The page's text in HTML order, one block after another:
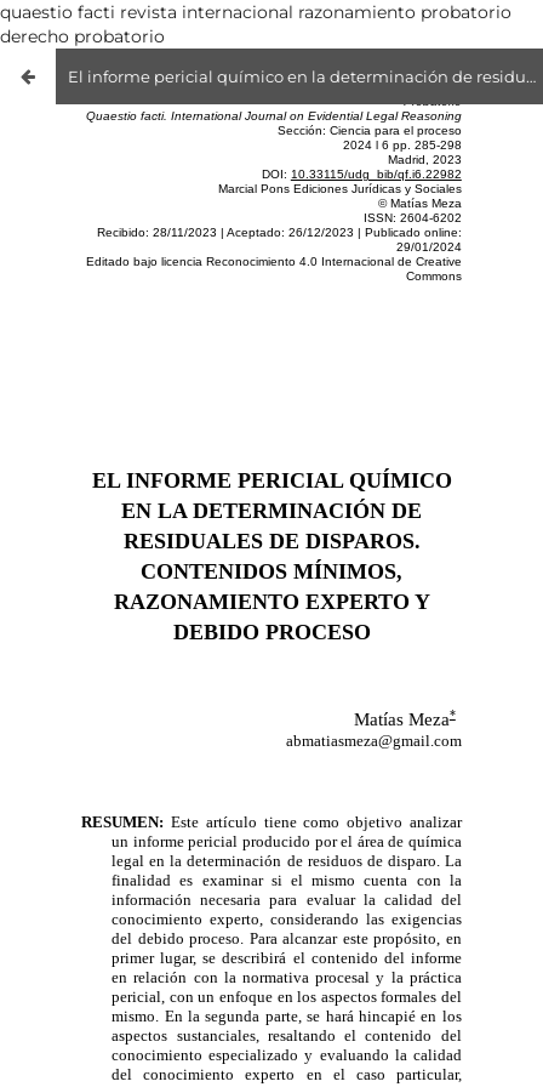
quaestio facti revista internacional razonamiento probatorio
derecho probatorio
El informe pericial químico en la determinación de residuales de disparos